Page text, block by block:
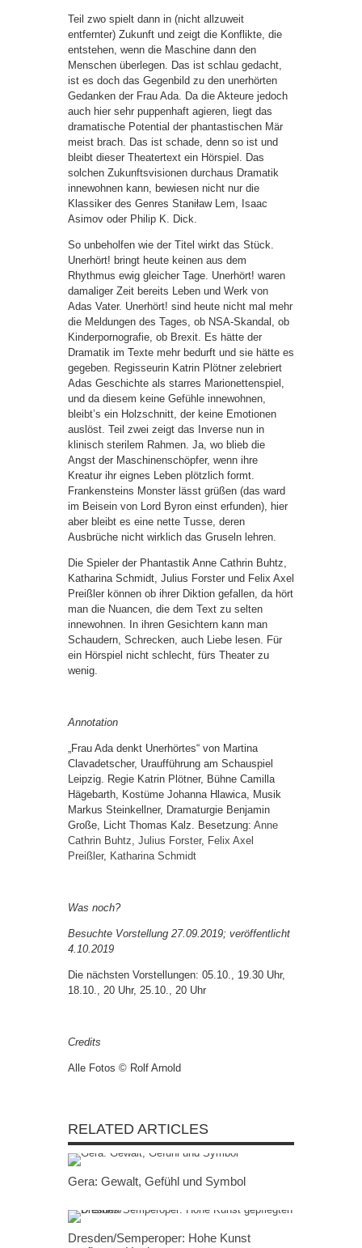
Teil zwo spielt dann in (nicht allzuweit
entfernter) Zukunft und zeigt die Konflikte, die
entstehen, wenn die Maschine dann den
Menschen überlegen. Das ist schlau gedacht,
ist es doch das Gegenbild zu den unerhörten
Gedanken der Frau Ada. Da die Akteure jedoch
auch hier sehr puppenhaft agieren, liegt das
dramatische Potential der phantastischen Mär
meist brach. Das ist schade, denn so ist und
bleibt dieser Theatertext ein Hörspiel. Das
solchen Zukunftsvisionen durchaus Dramatik
innewohnen kann, bewiesen nicht nur die
Klassiker des Genres Staniław Lem, Isaac
Asimov oder Philip K. Dick.
So unbeholfen wie der Titel wirkt das Stück.
Unerhört! bringt heute keinen aus dem
Rhythmus ewig gleicher Tage. Unerhört! waren
damaliger Zeit bereits Leben und Werk von
Adas Vater. Unerhört! sind heute nicht mal mehr
die Meldungen des Tages, ob NSA-Skandal, ob
Kinderpornografie, ob Brexit. Es hätte der
Dramatik im Texte mehr bedurft und sie hätte es
gegeben. Regisseurin Katrin Plötner zelebriert
Adas Geschichte als starres Marionettenspiel,
und da diesem keine Gefühle innewohnen,
bleibt’s ein Holzschnitt, der keine Emotionen
auslöst. Teil zwei zeigt das Inverse nun in
klinisch sterilem Rahmen. Ja, wo blieb die
Angst der Maschinenschöpfer, wenn ihre
Kreatur ihr eignes Leben plötzlich formt.
Frankensteins Monster lässt grüßen (das ward
im Beisein von Lord Byron einst erfunden), hier
aber bleibt es eine nette Tusse, deren
Ausbrüche nicht wirklich das Gruseln lehren.
Die Spieler der Phantastik Anne Cathrin Buhtz,
Katharina Schmidt, Julius Forster und Felix Axel
Preißler können ob ihrer Diktion gefallen, da hört
man die Nuancen, die dem Text zu selten
innewohnen. In ihren Gesichtern kann man
Schaudern, Schrecken, auch Liebe lesen. Für
ein Hörspiel nicht schlecht, fürs Theater zu
wenig.
Annotation
„Frau Ada denkt Unerhörtes“ von Martina
Clavadetscher, Uraufführung am Schauspiel
Leipzig. Regie Katrin Plötner, Bühne Camilla
Hägebarth, Kostüme Johanna Hlawica, Musik
Markus Steinkellner, Dramaturgie Benjamin
Große, Licht Thomas Kalz. Besetzung: Anne
Cathrin Buhtz, Julius Forster, Felix Axel
Preißler, Katharina Schmidt
Was noch?
Besuchte Vorstellung 27.09.2019; veröffentlicht
4.10.2019
Die nächsten Vorstellungen: 05.10., 19.30 Uhr,
18.10., 20 Uhr, 25.10., 20 Uhr
Credits
Alle Fotos © Rolf Arnold
RELATED ARTICLES
Gera: Gewalt, Gefühl und Symbol
Dresden/Semperoper: Hohe Kunst